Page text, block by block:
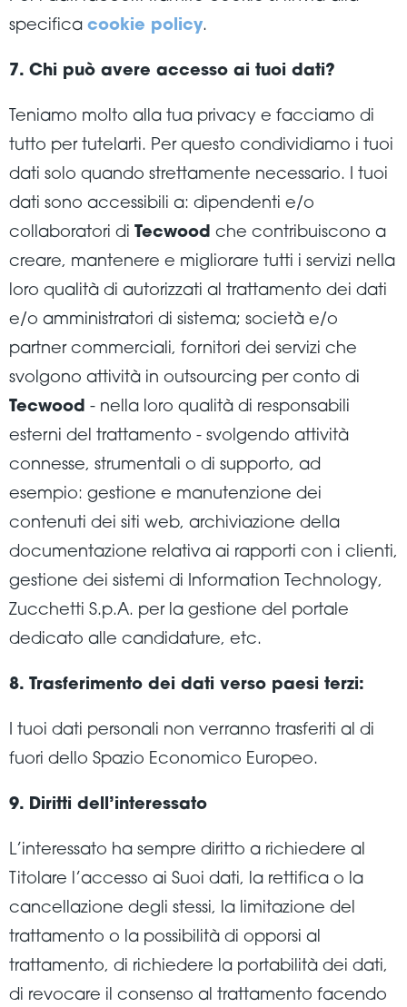
specifica cookie policy.
7. Chi può avere accesso ai tuoi dati?
Teniamo molto alla tua privacy e facciamo di
tutto per tutelarti. Per questo condividiamo i tuoi
dati solo quando strettamente necessario. I tuoi
dati sono accessibili a: dipendenti e/o
collaboratori di Tecwood che contribuiscono a
creare, mantenere e migliorare tutti i servizi nella
loro qualità di autorizzati al trattamento dei dati
e/o amministratori di sistema; società e/o
partner commerciali, fornitori dei servizi che
svolgono attività in outsourcing per conto di
Tecwood - nella loro qualità di responsabili
esterni del trattamento - svolgendo attività
connesse, strumentali o di supporto, ad
esempio: gestione e manutenzione dei
contenuti dei siti web, archiviazione della
documentazione relativa ai rapporti con i clienti,
gestione dei sistemi di Information Technology,
Zucchetti S.p.A. per la gestione del portale
dedicato alle candidature, etc.
8. Trasferimento dei dati verso paesi terzi:
I tuoi dati personali non verranno trasferiti al di
fuori dello Spazio Economico Europeo.
9. Diritti dell’interessato
L’interessato ha sempre diritto a richiedere al
Titolare l’accesso ai Suoi dati, la rettifica o la
cancellazione degli stessi, la limitazione del
trattamento o la possibilità di opporsi al
trattamento, di richiedere la portabilità dei dati,
di revocare il consenso al trattamento facendo